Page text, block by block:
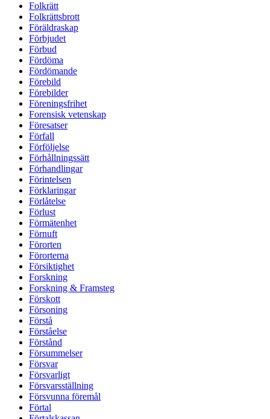
Folkrätt
Folkrättsbrott
Föräldraskap
Förbjudet
Förbud
Fördöma
Fördömande
Förebild
Förebilder
Föreningsfrihet
Forensisk vetenskap
Föresatser
Förfall
Förföljelse
Förhållningssätt
Förhandlingar
Förintelsen
Förklaringar
Förlåtelse
Förlust
Förmätenhet
Förnuft
Förorten
Förorterna
Försiktighet
Forskning
Forskning & Framsteg
Förskott
Försoning
Förstå
Förståelse
Förstånd
Försummelser
Försvar
Försvarligt
Försvarsställning
Försvunna föremål
Förtal